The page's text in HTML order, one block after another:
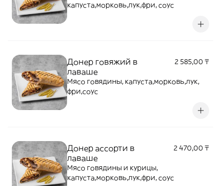
капуста,морковь,лук,фри, соус
Донер говяжий в
лаваше
2 585,00 ₸
Мясо говядины, капуста,морковь,лук,
фри,соус
Донер ассорти в
лаваше
2 470,00 ₸
Мясо говядины и курицы,
капуста,морковь,лук,фри, соус